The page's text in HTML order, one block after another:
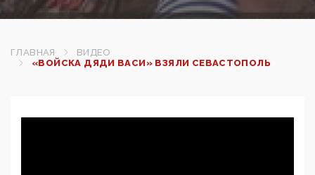
ГЛАВНАЯ
ВИДЕО
«ВОЙСКА ДЯДИ ВАСИ» ВЗЯЛИ СЕВАСТОПОЛЬ